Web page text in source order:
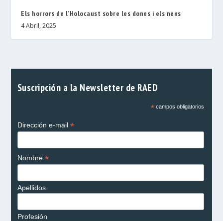
Els horrors de l’Holocaust sobre les dones i els nens
4 Abril, 2025
Suscripción a la Newsletter de RAED
*campos obligatorios
Dirección e-mail *
Nombre *
Apellidos
Profesión